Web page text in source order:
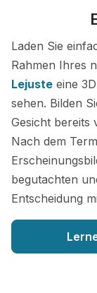
Laden Sie
Rahmen Ihres
Lejuste eine
sehen. Bilden
Gesicht bereits
Nach dem
begutachten
Entscheidung